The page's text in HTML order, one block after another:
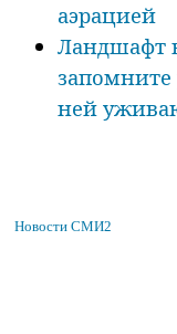
аэрацией
Ландшафт
запомните
ней
Новости СМИ2